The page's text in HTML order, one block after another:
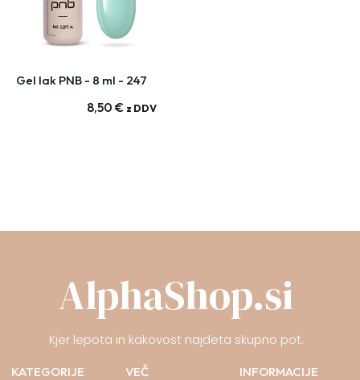
Gel lak PNB - 8 ml - 247
8,50€ z DDV
AlphaShop.si
Kjer lepota in kakovost najdeta skupno pot.
KATEGORIJE VEČ INFORMACIJE